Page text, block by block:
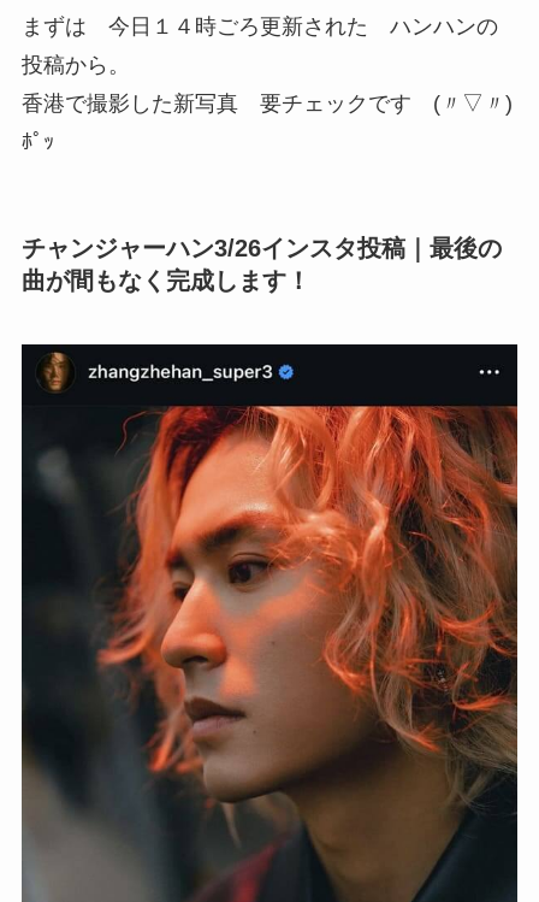
まずは 今日１４時ごろ更新された ハンハンの
投稿から。
香港で撮影した新写真 要チェックです (〃▽〃)
ﾎﾟｯ
チャンジャーハン3/26インスタ投稿｜最後の
曲が間もなく完成します！